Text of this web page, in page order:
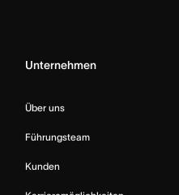
Unternehmen
Über uns
Führungsteam
Kunden